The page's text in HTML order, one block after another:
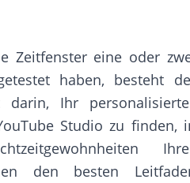
Zeitfenster eine oder
haben, besteht
darin, Ihr
Studio zu finden,
den besten